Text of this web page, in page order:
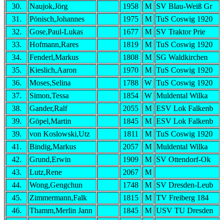
30. Naujok,Jörg 1958 M
SV Blau-Weiß Gr
31.
Pönisch,Johannes 1975 M TuS Coswig 1920
32.
Gose,Paul-Lukas 1677 M
SV Traktor Prie
33.
Hofmann,Rares 1819 M TuS Coswig 1920
34.
Fenderl,Markus 1808 M
SG Waldkirchen
35.
Kieslich,Aaron 1970 M TuS Coswig 1920
36.
Moses,Selina 1788 W TuS Coswig 1920
37.
Simon,Tessa 1854 W Muldental Wilka
38.
Gander,Ralf 2055 M ESV Lok Falkenb
39.
Göpel,Martin 1845 M ESV Lok Falkenb
39.
von Koslowski,Utz 1811 M TuS Coswig 1920
41.
Bindig,Markus 2057 M Muldental Wilka
42.
Grund,Erwin 1909 M
SV Ottendorf-Ok
43.
Lutz,Rene 2067
M
44.
Wong,Gengchun 1748 M
SV Dresden-Leub
45.
Zimmermann,Falk 1815 M TV Freiberg 184
46.
Thamm,Merlin Jann 1845 M USV TU Dresden